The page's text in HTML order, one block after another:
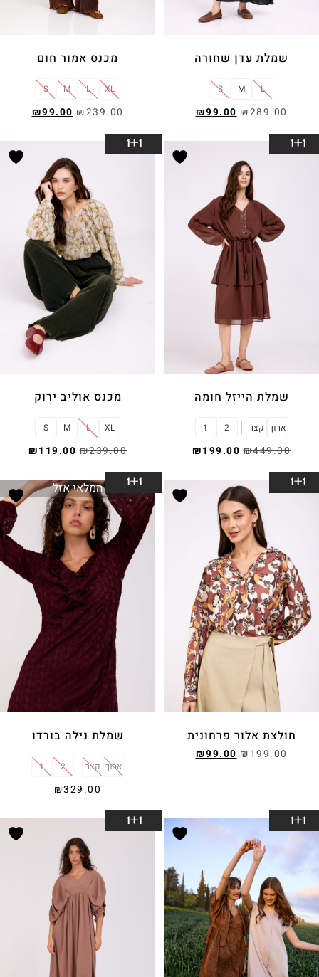
שמלת עדן שחורה
L
M
S
₪289.00
₪99.00
בחר אפשרויות
מכנס אמור חום
XL
L
M
S
₪239.00
₪99.00
בחר אפשרויות
1+1
שמלת הייזל חומה
ארוך קצר 2
1
₪449.00
₪199.00
בחר אפשרויות
1+1
מכנס אוליב ירוק
XL
L
M
S
₪239.00
₪119.00
בחר אפשרויות
1+1
חולצת אלור פרחונית
₪199.00
₪99.00
המלאי אזל 1+1
שמלת נילה בורדו
ארוך קצר 2
1
₪329.00
בחר אפשרויות
1+1
1+1